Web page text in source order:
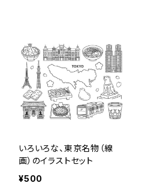
いろいろな、東京名物（線
画）のイラストセット
¥500